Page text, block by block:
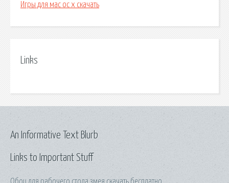
Игры для мас ос х скачать
Links
Links to Important Stuff
Обои для рабочего стола змея скачать бесплатно
An Informative Text Blurb